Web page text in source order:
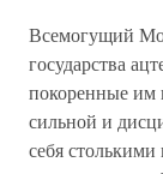
Всемогущий
государства
покоренные им
сильной и
себя